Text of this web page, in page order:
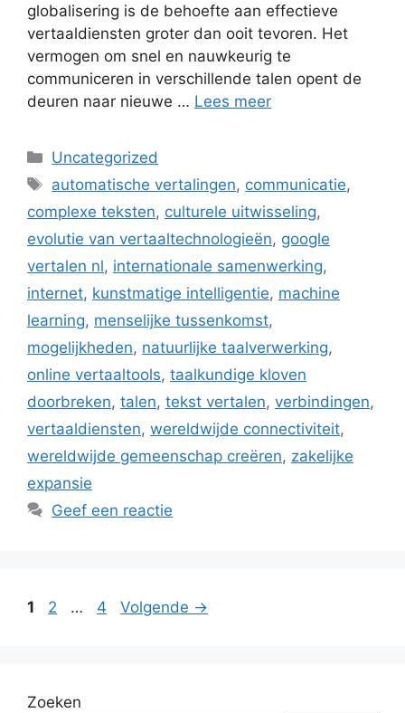
globalisering is de behoefte aan effectieve
vertaaldiensten groter dan ooit tevoren. Het
vermogen om snel en nauwkeurig te
communiceren in verschillende talen opent de
deuren naar nieuwe … Lees meer
Categorieën
Uncategorized
Tags
automatische vertalingen, communicatie,
complexe teksten, culturele uitwisseling,
evolutie van vertaaltechnologieën, google
vertalen nl, internationale samenwerking,
internet, kunstmatige intelligentie, machine
learning, menselijke tussenkomst,
mogelijkheden, natuurlijke taalverwerking,
online vertaaltools, taalkundige kloven
doorbreken, talen, tekst vertalen, verbindingen,
vertaaldiensten, wereldwijde connectiviteit,
wereldwijde gemeenschap creëren, zakelijke
expansie
Geef een reactie
Pagina
1 Pagina
2 … Pagina
4 Volgende →
Zoeken